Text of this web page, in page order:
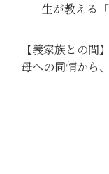
生が教える
【義家族との間
母への同情から
その１～